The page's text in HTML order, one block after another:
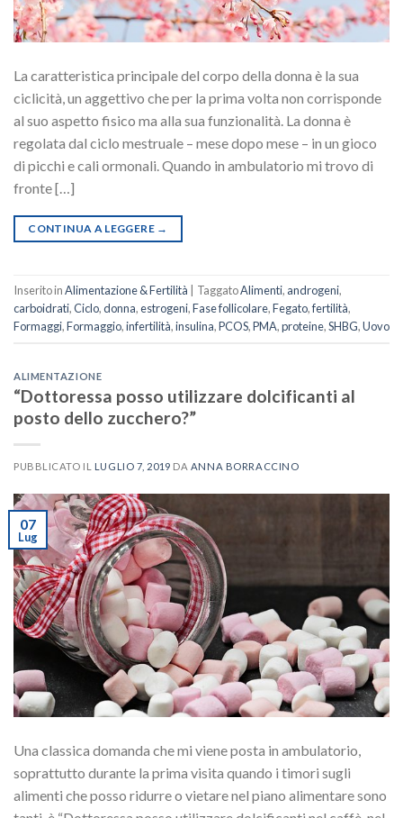
La caratteristica principale del corpo della donna è la sua
ciclicità, un aggettivo che per la prima volta non corrisponde
al suo aspetto fisico ma alla sua funzionalità. La donna è
regolata dal ciclo mestruale – mese dopo mese – in un gioco
di picchi e cali ormonali. Quando in ambulatorio mi trovo di
fronte […]
CONTINUA A LEGGERE →
Inserito inAlimentazione & Fertilità TaggatoAlimenti, androgeni,
carboidrati,Ciclo,donna,estrogeni,Fase follicolare,Fegato,fertilità,
Formaggi,Formaggio,infertilità,insulina,PCOS,PMA,proteine,SHBG,Uovo
ALIMENTAZIONE
“Dottoressa posso utilizzare dolcificanti al
posto dello zucchero?”
PUBBLICATO IL LUGLIO 7, 2019 DA ANNA BORRACCINO
07
Lug
Una classica domanda che mi viene posta in ambulatorio,
soprattutto durante la prima visita quando i timori sugli
alimenti che posso ridurre o vietare nel piano alimentare sono